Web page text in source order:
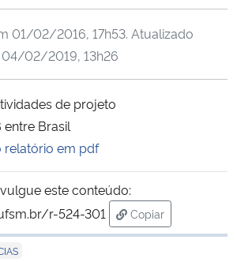
Inovações e Comunicações
Regional
01/02/2016, 17h53. Atualizado
04/02/2019, 13h26
de projeto
entre Brasil
relatório em pdf
este conteúdo:
r-524-301
Copiar
para área de